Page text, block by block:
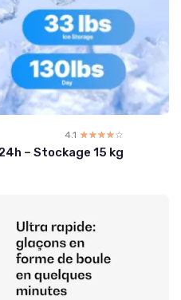
4.1 ☆☆☆☆☆
★★★★★
– Stockage 15 kg